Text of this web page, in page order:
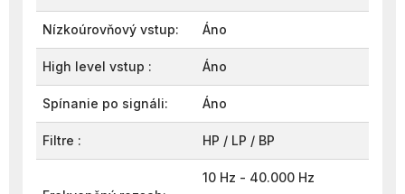
Nízkoúrovňový vstup: Áno
High level vstup : Áno
Spínanie po signáli: Áno
Filtre : HP / LP / BP
10 Hz - 40.000 Hz